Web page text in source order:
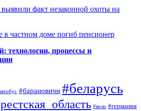
факт незаконной охоты на
в частном доме погиб пенсионер
технологии, процессы и
#барановичи #беларусь
#вело #германия